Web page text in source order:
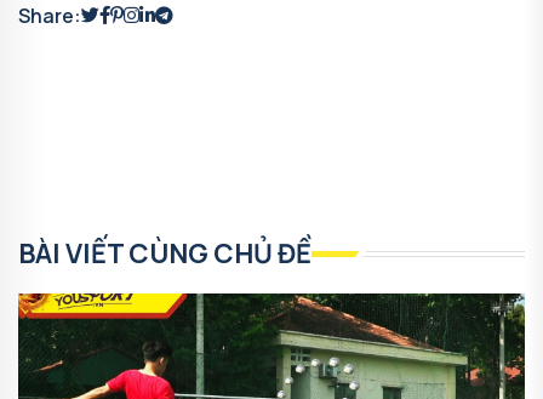
Share:
BÀI VIẾT CÙNG CHỦ ĐỀ